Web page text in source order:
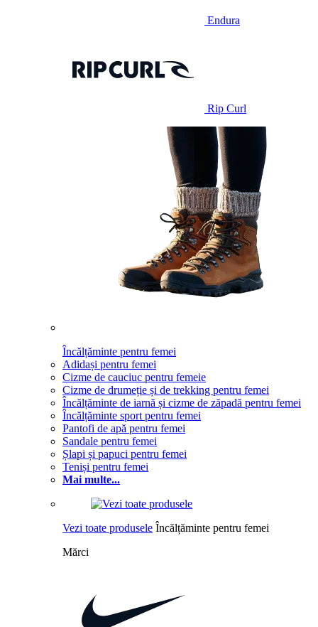
Endura
Rip Curl
Încălțăminte pentru femei
Adidași pentru femei
Cizme de cauciuc pentru femeie
Cizme de drumeție și de trekking pentru femei
Încălțăminte de iarnă și cizme de zăpadă pentru femei
Încălțăminte sport pentru femei
Pantofi de apă pentru femei
Sandale pentru femei
Șlapi și papuci pentru femei
Teniși pentru femei
Mai multe...
Vezi toate produsele Încălțăminte pentru femei
Mărci